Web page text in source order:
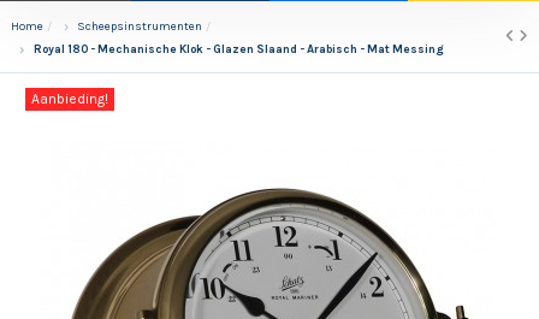
Home
Scheepsinstrumenten
Royal 180 - Mechanische Klok - Glazen Slaand - Arabisch - Mat Messing
Aanbieding!